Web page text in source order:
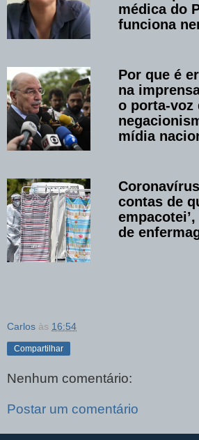
médica do
funciona
Por que é
na
o porta-voz
mídia
contas de
de
Carlos às 16:54
Compartilhar
Nenhum comentário:
Postar um comentário